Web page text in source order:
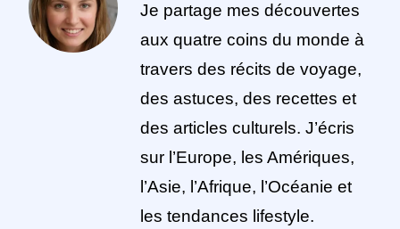
Je partage mes découvertes
aux quatre coins du monde à
travers des récits de voyage,
des astuces, des recettes et
des articles culturels. J’écris
sur l’Europe, les Amériques,
l’Asie, l’Afrique, l’Océanie et
les tendances lifestyle.